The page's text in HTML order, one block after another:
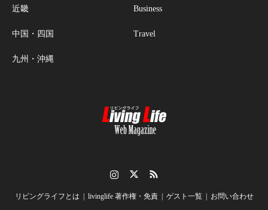
近畿
中国・四国
九州・沖縄
Business
Travel
リビングライフとは livinglife 著作権・免責 ゲスト一覧 お問い合わせ